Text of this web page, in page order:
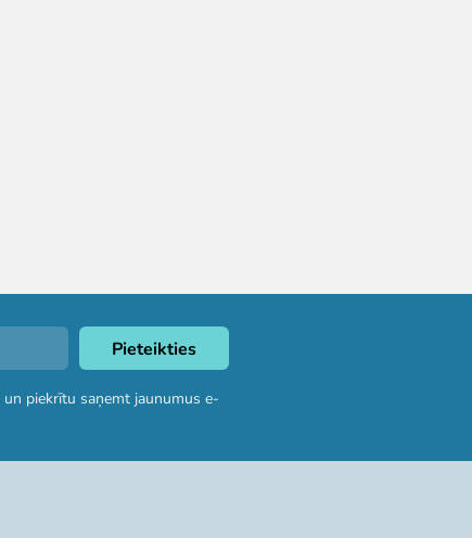
un piekrītu saņemt jaunumus e-